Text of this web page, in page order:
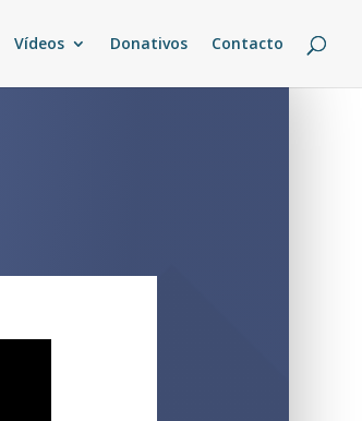
Vídeos Donativos Contacto